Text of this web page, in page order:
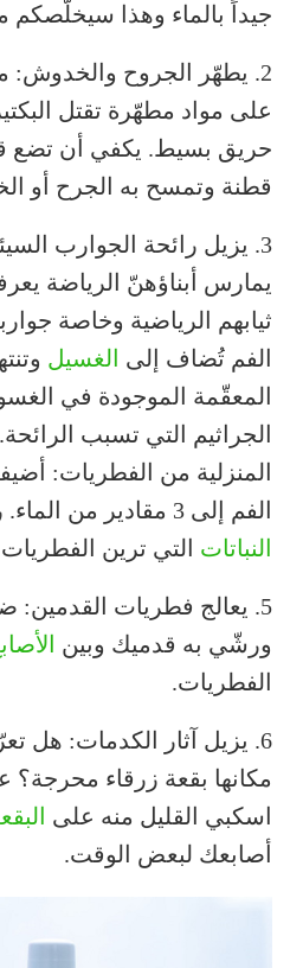
جيداً بالماء وهذا سيخلّصكم
2. يطهّر الجروح والخدوش:
على مواد مطهّرة تقتل
حريق بسيط. يكفي أن تضع
قطنة وتمسح به الجرح أو
3. يزيل رائحة الجوارب
يمارس أبناؤهنّ الرياضة
ثيابهم الرياضية وخاصة
الفم تُضاف إلى الغسيل
المعقّمة الموجودة في
المنزلية من الفطريات:
الفم إلى 3 مقادير من الماء. رشّي بهذا المحلول
النباتات التي ترين
5. يعالج فطريات
ورشّي به قدميك وبين
الفطريات.
6. يزيل آثار الكدمات: هل
مكانها بقعة زرقاء محرجة؟
اسكبي القليل منه على
أصابعك لبعض الوقت.